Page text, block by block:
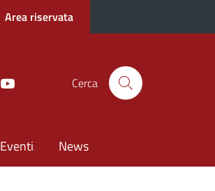
Area riservata
Cerca
Eventi News